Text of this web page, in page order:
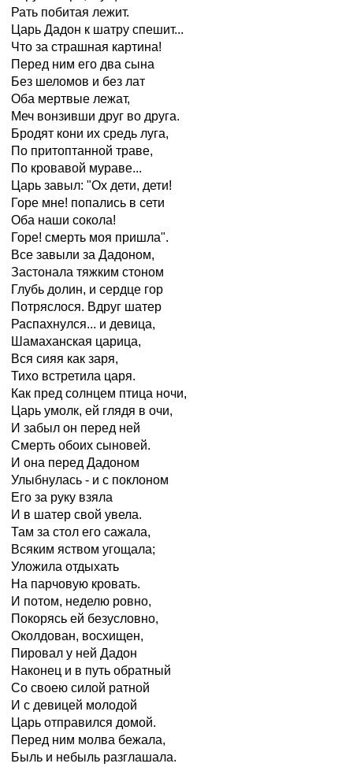
Рать побитая лежит.
Царь Дадон к шатру спешит...
Что за страшная картина!
Перед ним его два сына
Без шеломов и без лат
Оба мертвые лежат,
Меч вонзивши друг во друга.
Бродят кони их средь луга,
По притоптанной траве,
По кровавой мураве...
Царь завыл: "Ох дети, дети!
Горе мне! попались в сети
Оба наши сокола!
Горе! смерть моя пришла".
Все завыли за Дадоном,
Застонала тяжким стоном
Глубь долин, и сердце гор
Потряслося. Вдруг шатер
Распахнулся... и девица,
Шамаханская царица,
Вся сияя как заря,
Тихо встретила царя.
Как пред солнцем птица ночи,
Царь умолк, ей глядя в очи,
И забыл он перед ней
Смерть обоих сыновей.
И она перед Дадоном
Улыбнулась - и с поклоном
Его за руку взяла
И в шатер свой увела.
Там за стол его сажала,
Всяким яством угощала;
Уложила отдыхать
На парчовую кровать.
И потом, неделю ровно,
Покорясь ей безусловно,
Околдован, восхищен,
Пировал у ней Дадон
Наконец и в путь обратный
Со своею силой ратной
И с девицей молодой
Царь отправился домой.
Перед ним молва бежала,
Быль и небыль разглашала.